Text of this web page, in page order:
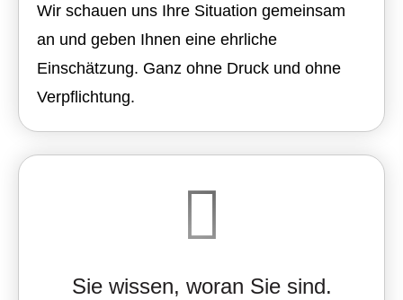
Wir schauen uns Ihre Situation gemeinsam
an und geben Ihnen eine ehrliche
Einschätzung. Ganz ohne Druck und ohne
Verpflichtung.
Sie wissen, woran Sie sind.